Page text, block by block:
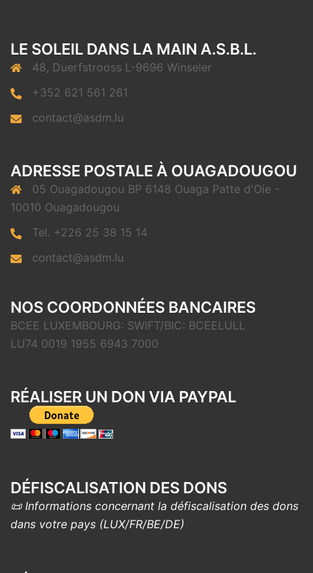
LE SOLEIL DANS LA MAIN A.S.B.L.
48, Duerfstrooss L-9696 Winseler
+352 621 561 261
contact@asdm.lu
ADRESSE POSTALE À OUAGADOUGOU
05 Ouagadougou BP 6148 Ouaga Patte d'Oie -
10010 Ouagadougou
Tel. +226 25 38 15 14
contact@asdm.lu
NOS COORDONNÉES BANCAIRES
BCEE LUXEMBOURG: SWIFT/BIC: BCEELULL
LU74 0019 1955 6943 7000
RÉALISER UN DON VIA PAYPAL
DÉFISCALISATION DES DONS
📜 Informations concernant la défiscalisation des dons
dans votre pays (LUX/FR/BE/DE)